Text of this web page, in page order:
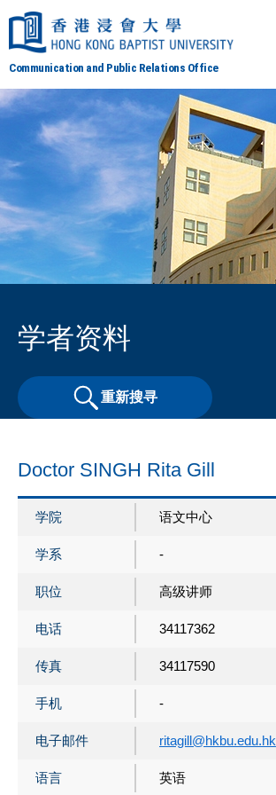
Communication and Public Relations Office
学者资料
重新搜寻
Doctor SINGH Rita Gill
学院 语文中心
学系 -
职位 高级讲师
电话 34117362
传真 34117590
手机 -
电子邮件 ritagill@hkbu.edu.hk
语言 英语